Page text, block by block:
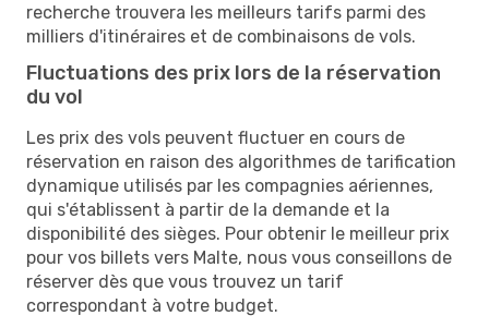
recherche trouvera les meilleurs tarifs parmi des
milliers d'itinéraires et de combinaisons de vols.
Fluctuations des prix lors de la réservation
du vol
Les prix des vols peuvent fluctuer en cours de
réservation en raison des algorithmes de tarification
dynamique utilisés par les compagnies aériennes,
qui s'établissent à partir de la demande et la
disponibilité des sièges. Pour obtenir le meilleur prix
pour vos billets vers Malte, nous vous conseillons de
réserver dès que vous trouvez un tarif
correspondant à votre budget.